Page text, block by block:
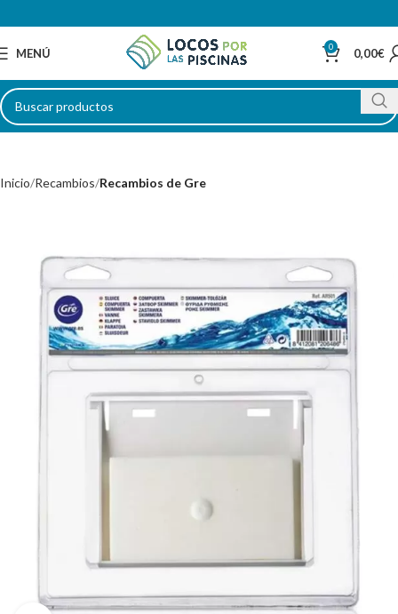
MENÚ 0 0,00€
Inicio Recambios Recambios de Gre